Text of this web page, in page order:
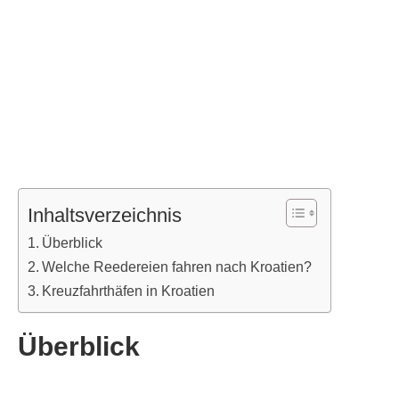
Inhaltsverzeichnis
Überblick
Welche Reedereien fahren nach Kroatien?
Kreuzfahrthäfen in Kroatien
Überblick